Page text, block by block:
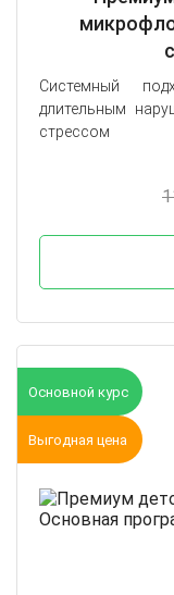
Системный
длительным
стрессом
Основной курс
Выгодная цена